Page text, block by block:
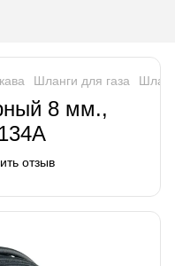
Шланги для газа
8 мм.,
отзыв